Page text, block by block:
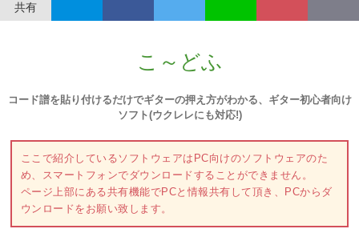
共有
こ～どふ
コード譜を貼り付けるだけでギターの押え方がわかる、ギター初心者向け
ソフト(ウクレレにも対応!)
ここで紹介しているソフトウェアはPC向けのソフトウェアのた
め、スマートフォンでダウンロードすることができません。
ページ上部にある共有機能でPCと情報共有して頂き、PCからダ
ウンロードをお願い致します。